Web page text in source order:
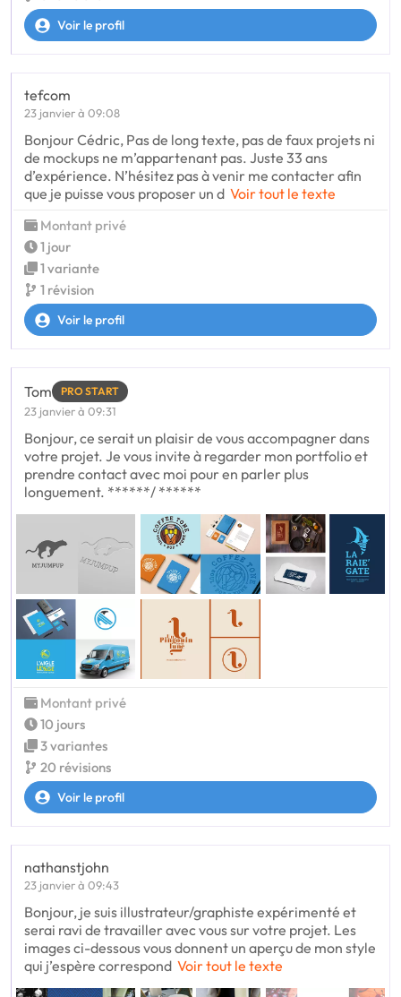
Voir le profil
tefcom
23 janvier à 09:08
Bonjour Cédric, Pas de long texte, pas de faux projets ni
de mockups ne m’appartenant pas. Juste 33 ans
d’expérience. N’hésitez pas à venir me contacter afin
que je puisse vous proposer un d Voir tout le texte
Montant privé
1 jour
1 variante
1 révision
Voir le profil
Tom PRO START
23 janvier à 09:31
Bonjour, ce serait un plaisir de vous accompagner dans
votre projet. Je vous invite à regarder mon portfolio et
prendre contact avec moi pour en parler plus
longuement. ******/ ******
Montant privé
10 jours
3 variantes
20 révisions
Voir le profil
nathanstjohn
23 janvier à 09:43
Bonjour, je suis illustrateur/graphiste expérimenté et
serai ravi de travailler avec vous sur votre projet. Les
images ci-dessous vous donnent un aperçu de mon style
qui j’espère correspond Voir tout le texte